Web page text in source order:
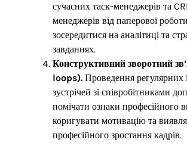
сучасних таск-менеджерів та
менеджерів від паперової
зосередитися на аналітиці та
завданнях.
Конструктивний зворотний
loops). Проведення регулярних
зустрічей зі співробітниками
помічати ознаки професійного
коригувати мотивацію та
професійного зростання кадрів.